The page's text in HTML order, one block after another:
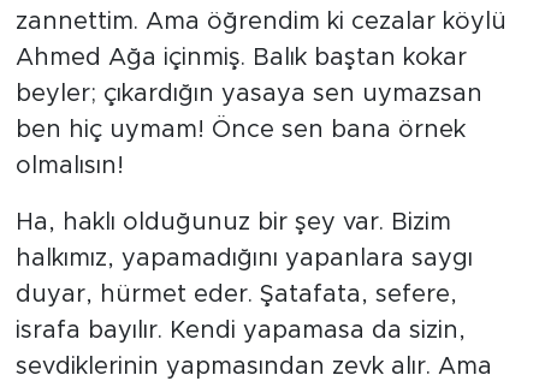
zannettim. Ama öğrendim ki cezalar köylü
Ahmed Ağa içinmiş. Balık baştan kokar
beyler; çıkardığın yasaya sen uymazsan
ben hiç uymam! Önce sen bana örnek
olmalısın!
Ha, haklı olduğunuz bir şey var. Bizim
halkımız, yapamadığını yapanlara saygı
duyar, hürmet eder. Şatafata, sefere,
israfa bayılır. Kendi yapamasa da sizin,
sevdiklerinin yapmasından zevk alır. Ama